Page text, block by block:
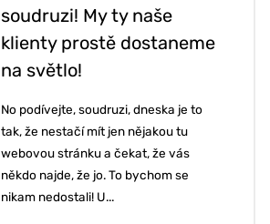
soudruzi! My ty naše
klienty prostě dostaneme
na světlo!
No podívejte, soudruzi, dneska je to
tak, že nestačí mít jen nějakou tu
webovou stránku a čekat, že vás
někdo najde, že jo. To bychom se
nikam nedostali! U...